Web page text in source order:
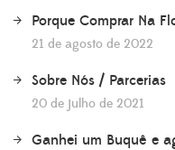
Porque Comprar Na
21 de agosto de 2022
Sobre Nós / Parcerias
20 de julho de 2021
Ganhei um Buquê e